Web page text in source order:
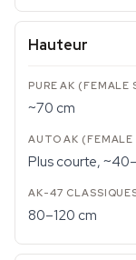
Hauteur
~70 cm
Plus courte,
80–120 cm